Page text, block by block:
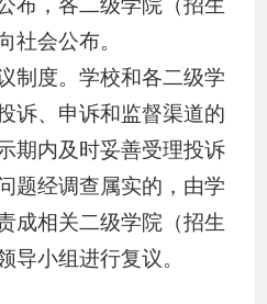
布，各二级学院（招生
社会公布。
制度。学校和各二级学
诉、申诉和监督渠道的
期内及时妥善受理投诉
题经调查属实的，由学
成相关二级学院（招生
导小组进行复议。